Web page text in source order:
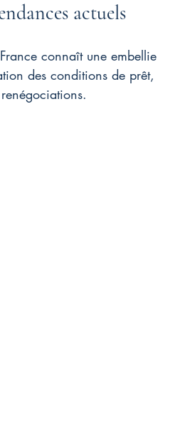
actuels
connaît une embellie
des conditions de prêt,